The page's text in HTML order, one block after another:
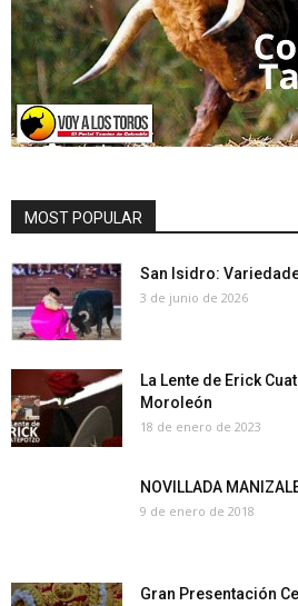
MOST POPULAR
San Isidro:
3 de junio de 2026
La Lente de Erick
Moroleón
18 de enero de 2023
NOVILLADA
9 de enero de 2018
Gran Presentación